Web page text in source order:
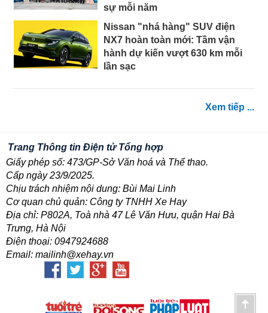
sự mỗi năm
Nissan "nhá hàng" SUV điện
NX7 hoàn toàn mới: Tầm vận
hành dự kiến vượt 630 km mỗi
lần sạc
Xem tiếp ...
Trang Thông tin Điện tử Tổng hợp
Giấy phép số: 473/GP-Sở Văn hoá và Thể thao.
Cấp ngày 23/9/2025.
Chịu trách nhiệm nội dung: Bùi Mai Linh
Cơ quan chủ quản: Công ty TNHH Xe Hay
Địa chỉ: P802A, Toà nhà 47 Lê Văn Hưu, quận Hai Bà
Trưng, Hà Nội
Điện thoại: 0947924688
Email: mailinh@xehay.vn